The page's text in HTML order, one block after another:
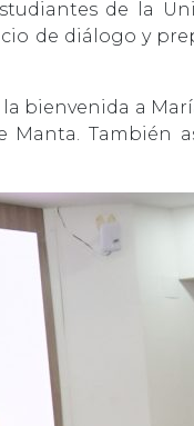
de la
de diálogo y
bienvenida a
Manta. También